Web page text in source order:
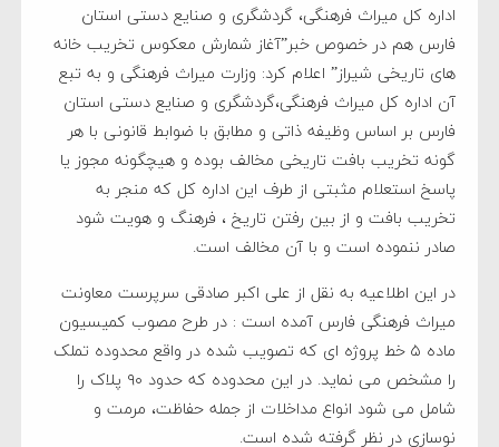
اداره کل میراث فرهنگی، گردشگری و صنایع دستی استان
فارس هم در خصوص خبر”آغاز شمارش معکوس تخریب خانه
های تاریخی شیراز” اعلام کرد: وزارت میراث فرهنگی و به تبع
آن اداره کل میراث فرهنگی،گردشگری و صنایع دستی استان
فارس بر اساس وظیفه ذاتی و مطابق با ضوابط قانونی با هر
گونه تخریب بافت تاریخی مخالف بوده و هیچگونه مجوز یا
پاسخ استعلام مثبتی از طرف این اداره کل که منجر به
تخریب بافت و از بین رفتن تاریخ ، فرهنگ و هویت شود
صادر ننموده است و با آن مخالف است.
در این اطلاعیه به نقل از علی اکبر صادقی سرپرست معاونت
میراث فرهنگی فارس آمده است : در طرح مصوب کمیسیون
ماده ۵ خط پروژه ای که تصویب شده در واقع محدوده تملک
را مشخص می نماید. در این محدوده که حدود ۹۰ پلاک را
شامل می شود انواع مداخلات از جمله حفاظت، مرمت و
نوسازی در نظر گرفته شده است.